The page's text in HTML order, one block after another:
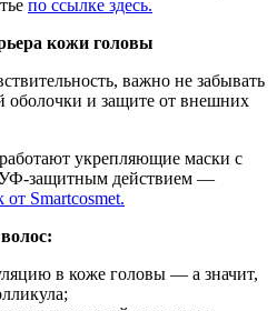
по ссылке здесь.
кожи головы
важно не забывать
оболочки и защите от внешних
укрепляющие маски с
защитным действием —
Smartcosmet.
в коже головы — а значит,